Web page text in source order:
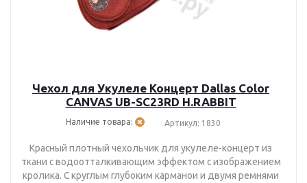
Чехол для Укулеле Концерт Dallas Color
CANVAS UB-SC23RD H.RABBIT
Наличие товара: Артикул: 1830
Красный плотный чехольчик для укулеле-концерт из
ткани с водоотталкивающим эффектом с изображением
кролика. С круглым глубоким карманои и двумя ремнями